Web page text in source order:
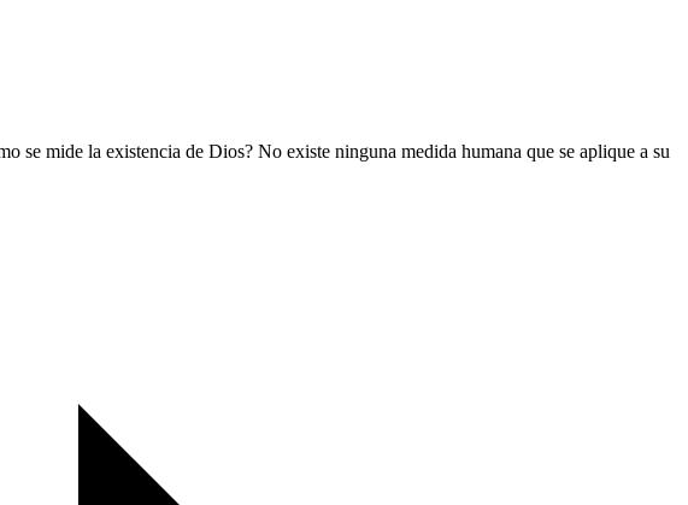
se mide la existencia de Dios? No existe ninguna medida humana que se aplique a su